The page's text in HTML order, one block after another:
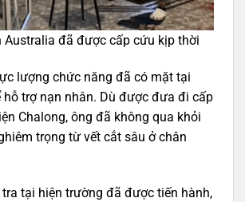
Australia đã được cấp cứu kịp thời
lượng chức năng đã có mặt tại
hỗ trợ nạn nhân. Dù được đưa đi cấp
Chalong, ông đã không qua khỏi
trọng từ vết cắt sâu ở chân
tại hiện trường đã được tiến hành,